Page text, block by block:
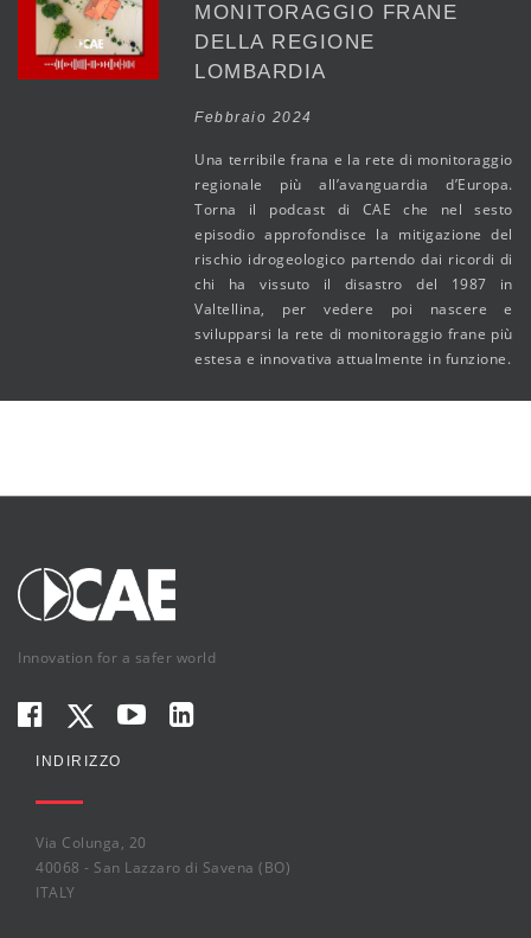
MONITORAGGIO FRANE
DELLA REGIONE
LOMBARDIA
Febbraio 2024
Una terribile frana e la rete di monitoraggio
regionale più all’avanguardia d’Europa.
Torna il podcast di CAE che nel sesto
episodio approfondisce la mitigazione del
rischio idrogeologico partendo dai ricordi di
chi ha vissuto il disastro del 1987 in
Valtellina, per vedere poi nascere e
svilupparsi la rete di monitoraggio frane più
estesa e innovativa attualmente in funzione.
Innovation for a safer world
INDIRIZZO
Via Colunga, 20
40068 - San Lazzaro di Savena (BO)
ITALY